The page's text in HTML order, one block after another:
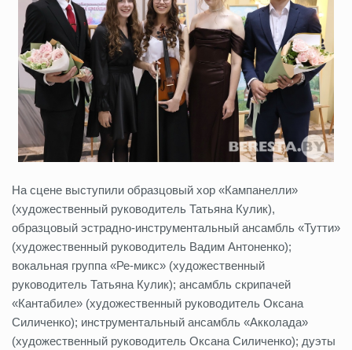
На сцене выступили образцовый хор «Кампанелли»
(художественный руководитель Татьяна Кулик),
образцовый эстрадно‑инструментальный ансамбль «Тутти»
(художественный руководитель Вадим Антоненко);
вокальная группа «Ре‑микс» (художественный
руководитель Татьяна Кулик); ансамбль скрипачей
«Кантабиле» (художественный руководитель Оксана
Силиченко); инструментальный ансамбль «Акколада»
(художественный руководитель Оксана Силиченко); дуэты